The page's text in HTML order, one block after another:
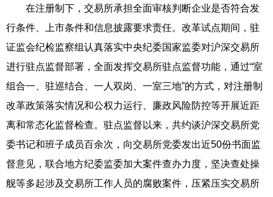
在注册制下，交易所承担全面审核判断企业是否符合发
行条件、上市条件和信息披露要求责任。改革试点期间，驻
证监会纪检监察组认真落实中央纪委国家监委对沪深交易所
进行驻点监督部署，全面发挥交易所驻点监督功能，通过“室
组合一、驻巡结合、一人双岗、一室三地”的方式，对注册制
改革政策落实情况和公权力运行、廉政风险防控等开展近距
离和常态化监督检查。驻点监督以来，共约谈沪深交易所党
委书记和班子成员百余次，向交易所党委发出近50份书面监
督意见，联合地方纪委监委加大案件查办力度，坚决查处操
舰等多起涉及交易所工作人员的腐败案件，压紧压实交易所